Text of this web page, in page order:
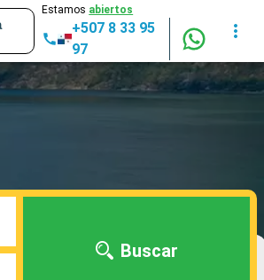
Estamos abiertos
+507 8 33 95
97
Buscar